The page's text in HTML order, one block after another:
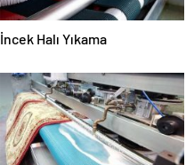
İncek Halı Yıkama